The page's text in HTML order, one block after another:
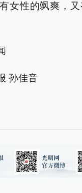
女性的飒爽，
孙佳音